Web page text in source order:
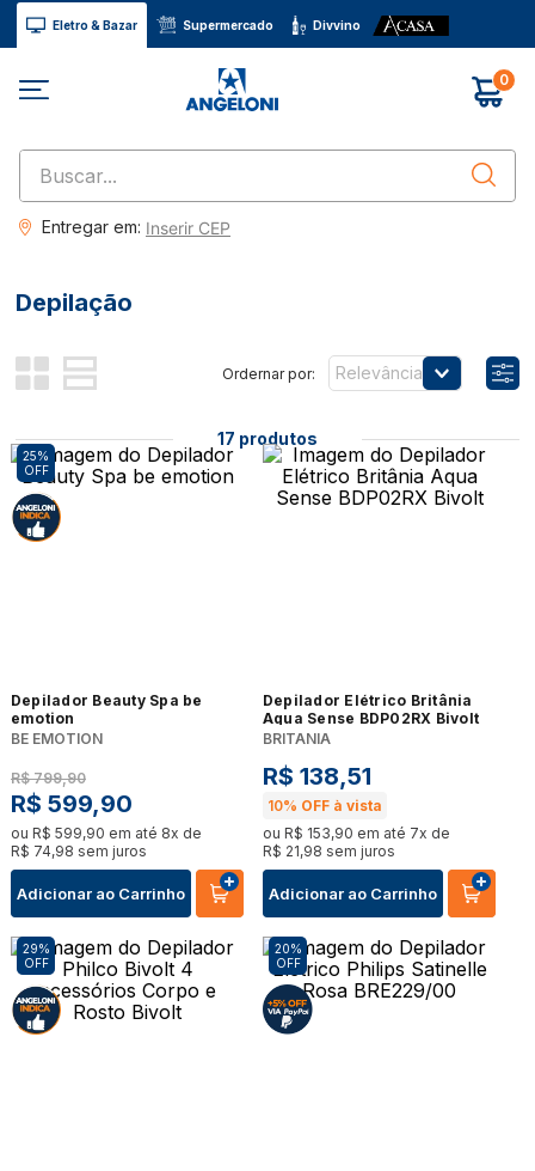
Eletro & Bazar Supermercado Divvino
0
Buscar...
Entregar em: Inserir CEP
Depilação
Relevância
17 produtos
25%
OFF
Depilador Beauty Spa be
emotion
BE EMOTION
R$ 799,90
R$ 599,90
ou R$ 599,90 em até 8x de
R$ 74,98 sem juros
Adicionar ao Carrinho
Depilador Elétrico Britânia
Aqua Sense BDP02RX Bivolt
BRITANIA
R$ 138,51
10% OFF à vista
ou R$ 153,90 em até 7x de
R$ 21,98 sem juros
Adicionar ao Carrinho
29%
OFF
20%
OFF